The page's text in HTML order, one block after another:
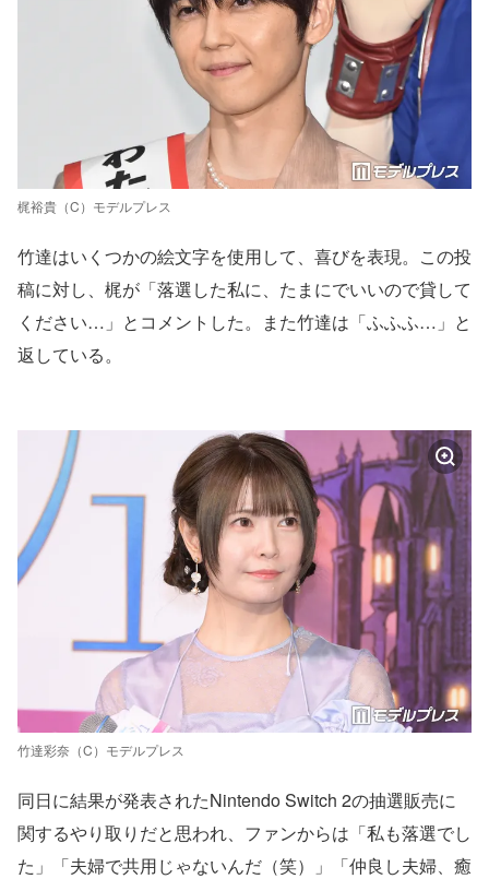
梶裕貴（C）モデルプレス
竹達はいくつかの絵文字を使用して、喜びを表現。この投
稿に対し、梶が「落選した私に、たまにでいいので貸して
ください…」とコメントした。また竹達は「ふふふ…」と
返している。
竹達彩奈（C）モデルプレス
同日に結果が発表されたNintendo Switch 2の抽選販売に
関するやり取りだと思われ、ファンからは「私も落選でし
た」「夫婦で共用じゃないんだ（笑）」「仲良し夫婦、癒